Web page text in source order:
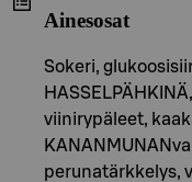
Ainesosat
Sokeri,
viinirypäleet,
perunatärkkelys,